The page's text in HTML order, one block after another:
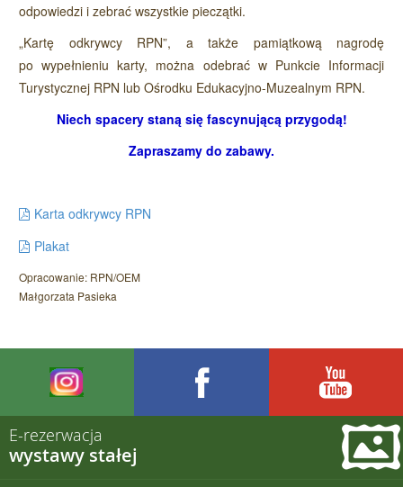
odpowiedzi i zebrać wszystkie pieczątki.
„Kartę odkrywcy RPN”, a także pamiątkową nagrodę
po wypełnieniu karty, można odebrać w Punkcie Informacji
Turystycznej RPN lub Ośrodku Edukacyjno-Muzealnym RPN.
Niech spacery staną się fascynującą przygodą!
Zapraszamy do zabawy.
Karta odkrywcy RPN
Plakat
Opracowanie: RPN/OEM
Małgorzata Pasieka
E-rezerwacja
wystawy stałej